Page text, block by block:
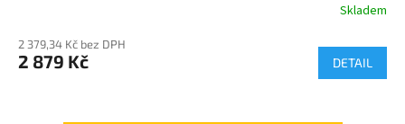
Skladem
2 379,34 Kč bez DPH
2 879 Kč DETAIL